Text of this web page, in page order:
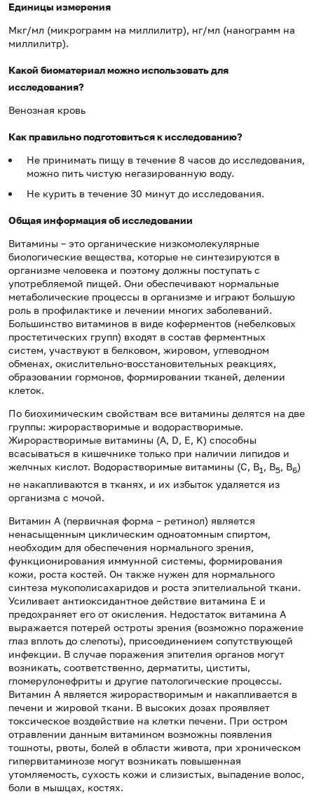
Единицы измерения
Мкг/мл (микрограмм на миллилитр), нг/мл (нанограмм на
миллилитр).
Какой биоматериал можно использовать для
исследования?
Венозная кровь
Как правильно подготовиться к исследованию?
Не принимать пищу в течение 8 часов до исследования,
можно пить чистую негазированную воду.
Не курить в течение 30 минут до исследования.
Общая информация об исследовании
Витамины – это органические низкомолекулярные
биологические вещества, которые не синтезируются в
организме человека и поэтому должны поступать с
употребляемой пищей. Они обеспечивают нормальные
метаболические процессы в организме и играют большую
роль в профилактике и лечении многих заболеваний.
Большинство витаминов в виде коферментов (небелковых
простетических групп) входят в состав ферментных
систем, участвуют в белковом, жировом, углеводном
обменах, окислительно-восстановительных реакциях,
образовании гормонов, формировании тканей, делении
клеток.
По биохимическим свойствам все витамины делятся на две
группы: жирорастворимые и водорастворимые.
Жирорастворимые витамины (A, D, E, K) способны
всасываться в кишечнике только при наличии липидов и
желчных кислот. Водорастворимые витамины (C, B1, B5, B6)
не накапливаются в тканях, и их избыток удаляется из
организма с мочой.
Витамин А (первичная форма – ретинол) является
ненасыщенным циклическим одноатомным спиртом,
необходим для обеспечения нормального зрения,
функционирования иммунной системы, формирования
кожи, роста костей. Он также нужен для нормального
синтеза мукополисахаридов и роста эпителиальной ткани.
Усиливает антиоксидантное действие витамина Е и
предохраняет его от окисления. Недостаток витамина А
выражается потерей остроты зрения (возможно поражение
глаз вплоть до слепоты), присоединением сопутствующей
инфекции. В случае поражения эпителия органов могут
возникать, соответственно, дерматиты, циститы,
гломерулонефриты и другие патологические процессы.
Витамин А является жирорастворимым и накапливается в
печени и жировой ткани. В высоких дозах проявляет
токсическое воздействие на клетки печени. При остром
отравлении данным витамином возможны появления
тошноты, рвоты, болей в области живота, при хроническом
гипервитаминозе могут возникать повышенная
утомляемость, сухость кожи и слизистых, выпадение волос,
боли в мышцах, костях.